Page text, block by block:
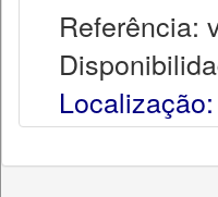
Referência:
Localização: